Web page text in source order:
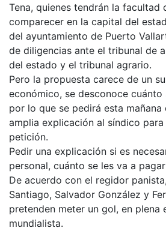
Tena, quienes tendrán la facultad
comparecer en la capital del
del ayuntamiento de Puerto
de diligencias ante el tribunal de
del estado y el tribunal agrario.
Pero la propuesta carece de un
económico, se desconoce cuánto
por lo que se pedirá esta mañana
amplia explicación al síndico
petición.
Pedir una explicación si es
personal, cuánto se les va a
De acuerdo con el regidor
Santiago, Salvador González y
pretenden meter un gol, en plena
mundialista.